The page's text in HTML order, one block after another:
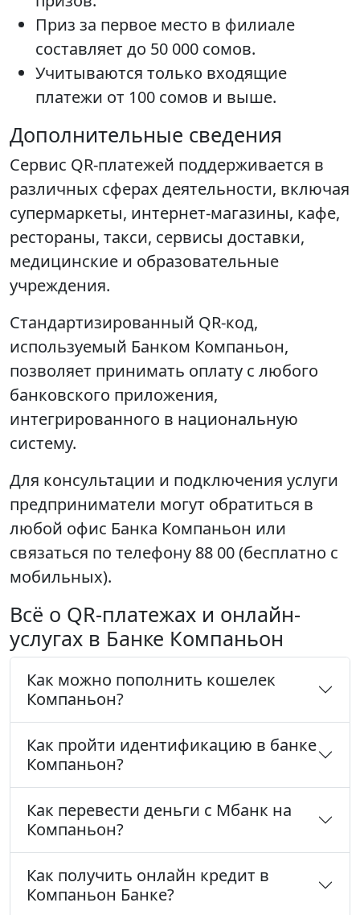
Приз за первое место в филиале
составляет до 50 000 сомов.
Учитываются только входящие
платежи от 100 сомов и выше.
Дополнительные сведения
Сервис QR-платежей поддерживается в
различных сферах деятельности, включая
супермаркеты, интернет-магазины, кафе,
рестораны, такси, сервисы доставки,
медицинские и образовательные
учреждения.
Стандартизированный QR-код,
используемый Банком Компаньон,
позволяет принимать оплату с любого
банковского приложения,
интегрированного в национальную
систему.
Для консультации и подключения услуги
предприниматели могут обратиться в
любой офис Банка Компаньон или
связаться по телефону 88 00 (бесплатно с
мобильных).
Всё о QR-платежах и онлайн-
услугах в Банке Компаньон
Как можно пополнить кошелек
Компаньон?
Как пройти идентификацию в банке
Компаньон?
Как перевести деньги с Мбанк на
Компаньон?
Как получить онлайн кредит в
Компаньон Банке?